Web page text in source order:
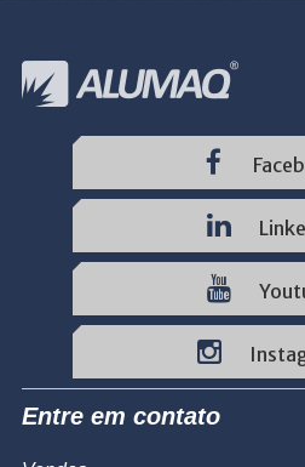
Entre em contato